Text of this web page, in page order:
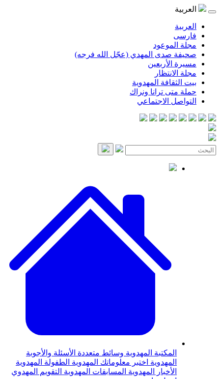
العربية
العربية
فارسی
مجلة الموعود
صحيفة صدى المهدي (عجّل الله فرجه)
مسيرة الأربعين
مجلة الانتظار
بيت الثقافة المهدوية
حملة متى ترانا ونراك
التواصل الاجتماعي
المكتبة المهدوية وسائط متعددة الأسئلة والأجوبة
المهدوية اختبر معلوماتك المهدوية الطفولة المهدوية
الأخبار المهدوية المسابقات المهدوية التقويم المهدوي